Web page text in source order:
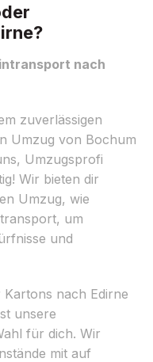
nach
zuverlässigen
Umzug von Bochum
Umzugsprofi
Wir bieten dir
Umzug, wie
um
und
nach Edirne
unsere
für dich. Wir
mit auf